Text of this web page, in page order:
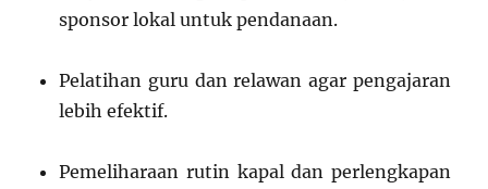
sponsor lokal untuk pendanaan.
Pelatihan guru dan relawan agar pengajaran
lebih efektif.
Pemeliharaan rutin kapal dan perlengkapan